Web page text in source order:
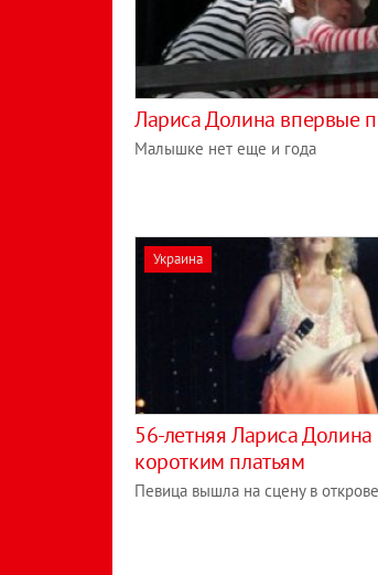
Лариса Долина впервые
Малышке нет еще и года
Украина
56-летняя Лариса Долина
коротким платьям
Певица вышла на сцену в